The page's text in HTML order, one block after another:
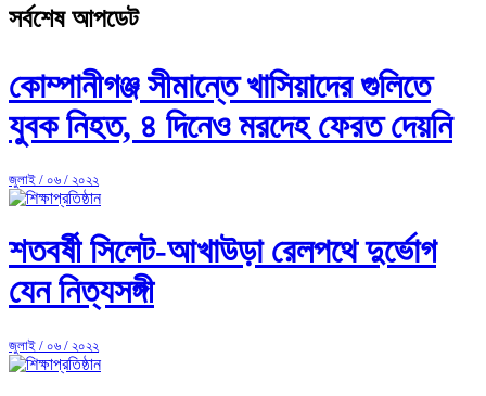
সর্বশেষ আপডেট
কোম্পানীগঞ্জ সীমান্তে খাসিয়াদের গুলিতে
যুবক নিহত, ৪ দিনেও মরদেহ ফেরত দেয়নি
জুলাই / ০৬ / ২০২২
শতবর্ষী সিলেট-আখাউড়া রেলপথে দুর্ভোগ
যেন নিত্যসঙ্গী
জুলাই / ০৬ / ২০২২